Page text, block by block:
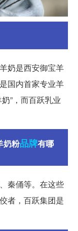
奶是西安御宝羊
国内首家专业羊
”，而百跃乳业
奶粉品牌有哪
秦俑等。在这些
者，百跃集团是